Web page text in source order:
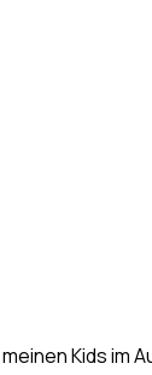
Kids